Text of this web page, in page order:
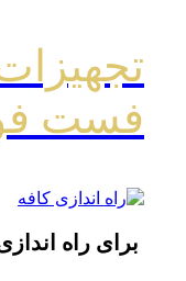
تجهیزات
فست فود
برای راه اندازی